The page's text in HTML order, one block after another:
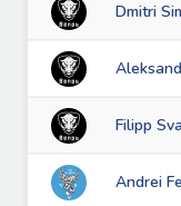
Dmitri
Filipp
Andrei